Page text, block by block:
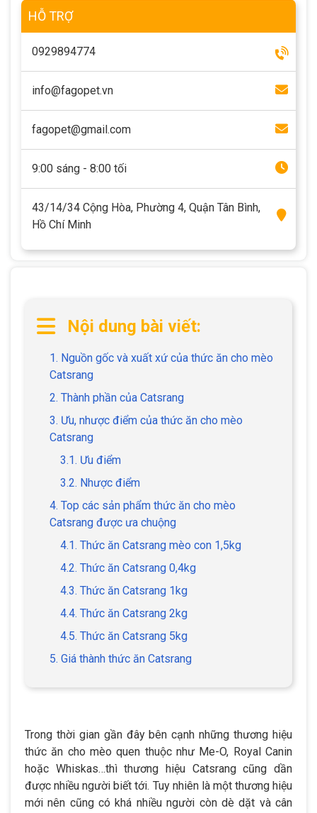
Nội dung bài viết:
1. Nguồn gốc và xuất xứ của thức ăn cho mèo
Catsrang
2. Thành phần của Catsrang
3. Ưu, nhược điểm của thức ăn cho mèo
Catsrang
3.1. Ưu điểm
3.2. Nhược điểm
4. Top các sản phẩm thức ăn cho mèo
Catsrang được ưa chuộng
4.1. Thức ăn Catsrang mèo con 1,5kg
4.2. Thức ăn Catsrang 0,4kg
4.3. Thức ăn Catsrang 1kg
4.4. Thức ăn Catsrang 2kg
4.5. Thức ăn Catsrang 5kg
5. Giá thành thức ăn Catsrang
Trong thời gian gần đây bên cạnh những thương hiệu
thức ăn cho mèo quen thuộc như Me-O, Royal Canin
hoặc Whiskas…thì thương hiệu Catsrang cũng dần
được nhiều người biết tới. Tuy nhiên là một thương hiệu
mới nên cũng có khá nhiều người còn dè dặt và cân
HỖ TRỢ
0929894774
info@fagopet.vn
fagopet@gmail.com
9:00 sáng - 8:00 tối
43/14/34 Cộng Hòa, Phường 4, Quận Tân Bình,
Hồ Chí Minh